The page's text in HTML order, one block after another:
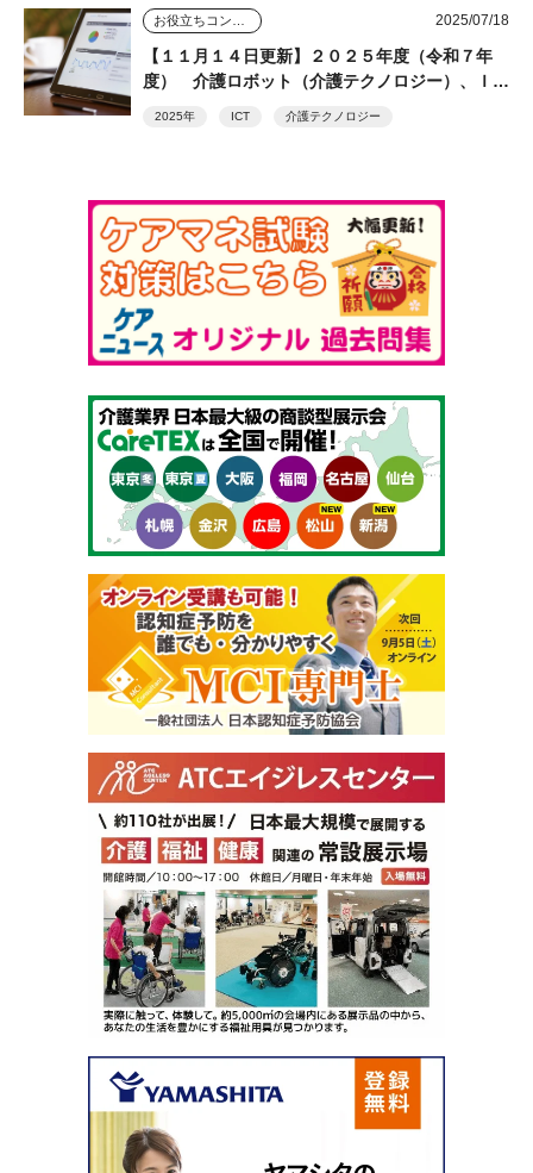
お役立ちコンテンツ 2025/07/18
【１１月１４日更新】２０２５年度（令和７年
度） 介護ロボット（介護テクノロジー）、ＩＣ
Ｔ関連補助事業 都道府県の実施状況（随時更
2025年 ICT 介護テクノロジー